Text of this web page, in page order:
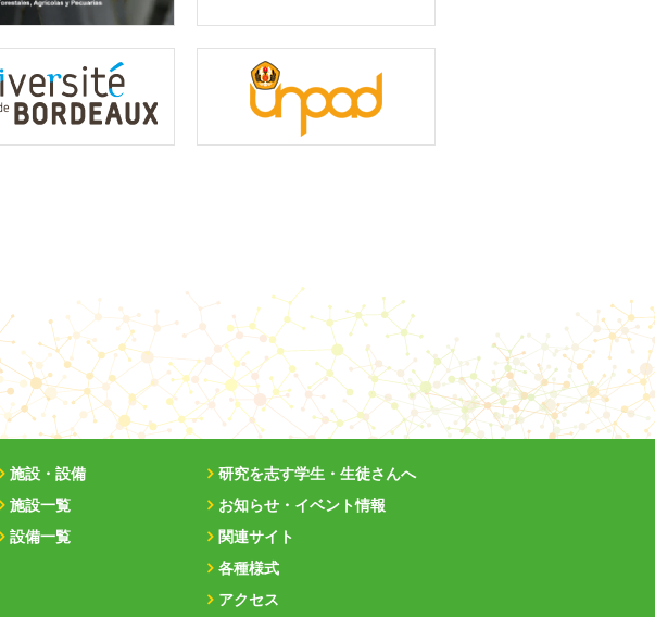
施設・設備
施設一覧
設備一覧
研究を志す学生・生徒さんへ
お知らせ・イベント情報
関連サイト
各種様式
アクセス